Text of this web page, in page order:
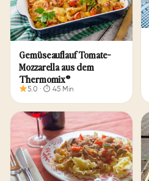
Ge­mü­se­auf­lauf To­ma­te-
Moz­za­rel­la aus dem
Thermomix®
5.0 · ⏱ 45 Min